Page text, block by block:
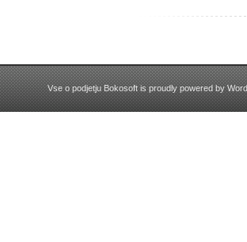
Vse o podjetju Bokosoft is proudly powered by